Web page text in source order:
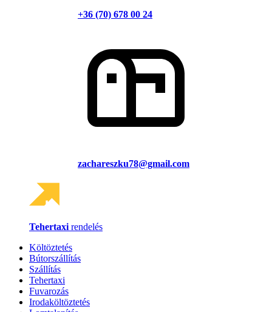
+36 (70) 678 00 24
zachareszku78@gmail.com
Tehertaxi rendelés
Költöztetés
Bútorszállítás
Szállítás
Tehertaxi
Fuvarozás
Irodaköltöztetés